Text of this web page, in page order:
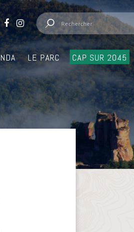
LE PARC CAP SUR 2045